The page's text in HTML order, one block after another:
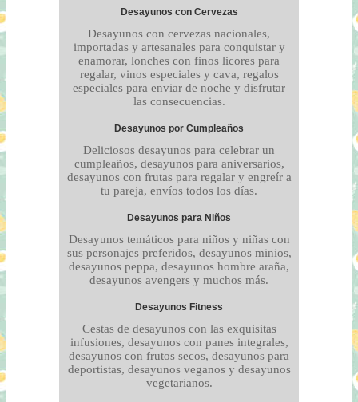
Desayunos con Cervezas
Desayunos con cervezas nacionales,
importadas y artesanales para conquistar y
enamorar, lonches con finos licores para
regalar, vinos especiales y cava, regalos
especiales para enviar de noche y disfrutar
las consecuencias.
Desayunos por Cumpleaños
Deliciosos desayunos para celebrar un
cumpleaños, desayunos para aniversarios,
desayunos con frutas para regalar y engreír a
tu pareja, envíos todos los días.
Desayunos para Niños
Desayunos temáticos para niños y niñas con
sus personajes preferidos, desayunos minios,
desayunos peppa, desayunos hombre araña,
desayunos avengers y muchos más.
Desayunos Fitness
Cestas de desayunos con las exquisitas
infusiones, desayunos con panes integrales,
desayunos con frutos secos, desayunos para
deportistas, desayunos veganos y desayunos
vegetarianos.